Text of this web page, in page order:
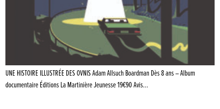
UNE HISTOIRE ILLUSTRÉE DES OVNIS Adam Allsuch Boardman Dès 8 ans – Album
documentaire Éditions La Martinière Jeunesse 19€90 Avis…